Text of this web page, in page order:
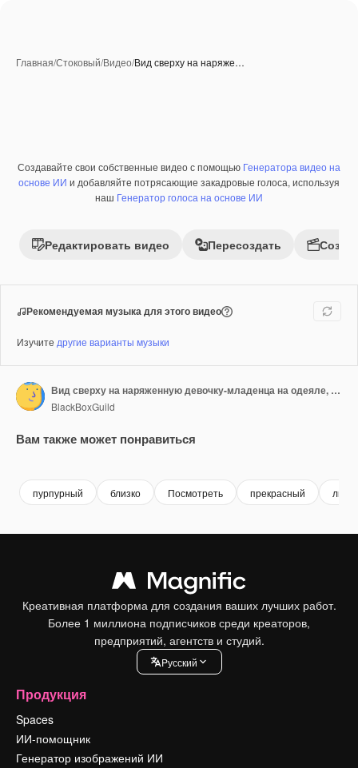
Главная/Стоковый/Видео/Вид сверху на наряже…
Премиум
Создавайте свои собственные видео с помощью Генератора видео на
основе ИИ и добавляйте потрясающие закадровые голоса, используя
наш Генератор голоса на основе ИИ
Редактировать видео Пересоздать
Рекомендуемая музыка для этого видео
Изучите другие варианты музыки
Вид сверху на наряженную девочку-младенца на одеяле, замедленная съемка
BlackBoxGuild
Вам также может понравиться
пурпурный близко Посмотреть прекрасный лицо
Креативная платформа для создания ваших лучших работ.
Более 1 миллиона подписчиков среди креаторов,
предприятий, агентств и студий.
Pусский
Продукция
Spaces
ИИ-помощник
Генератор изображений ИИ